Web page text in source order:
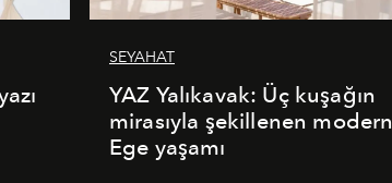
SEYAHAT
YAZ Yalıkavak: Üç kuşağın
mirasıyla şekillenen modern
Ege yaşamı